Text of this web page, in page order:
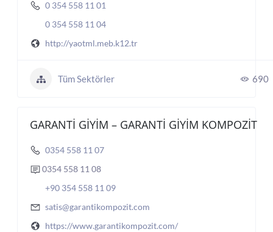
0 354 558 11 01
0 354 558 11 04
http://yaotml.meb.k12.tr
Tüm Sektörler 690
GARANTİ GİYİM – GARANTİ GİYİM KOMPOZİT
0354 558 11 07
0354 558 11 08
+90 354 558 11 09
satis@garantikompozit.com
https://www.garantikompozit.com/